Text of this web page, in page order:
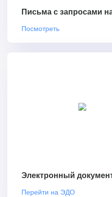
Письма с запросами
Посмотреть
Электронный
Перейти на ЭДО